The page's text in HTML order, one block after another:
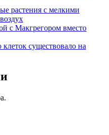
растения с мелкими
с Макгрегором вместо
существовало на